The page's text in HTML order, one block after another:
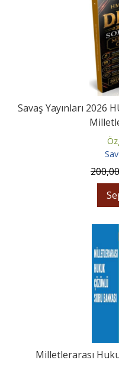
Savaş Yayınları 2026
200,00
Milletlerarası